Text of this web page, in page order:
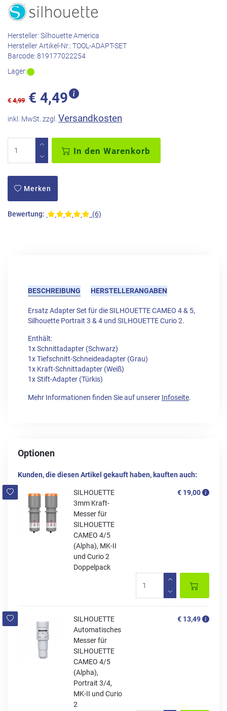
Hersteller: Silhouette America
Hersteller Artikel-Nr.: TOOL-ADAPT-SET
Barcode: 819177022254
Lager:
€ 4,99 € 4,49
inkl. MwSt. zzgl. Versandkosten
In den Warenkorb
Merken
Bewertung: (6)
BESCHREIBUNG HERSTELLERANGABEN
Ersatz Adapter Set für die SILHOUETTE CAMEO 4 & 5,
Silhouette Portrait 3 & 4 und SILHOUETTE Curio 2.
Enthält:
1x Schnittadapter (Schwarz)
1x Tiefschnitt-Schneideadapter (Grau)
1x Kraft-Schnittadapter (Weiß)
1x Stift-Adapter (Türkis)
Mehr Informationen finden Sie auf unserer Infoseite.
Optionen
Kunden, die diesen Artikel gekauft haben, kauften auch:
SILHOUETTE
3mm Kraft-
Messer für
SILHOUETTE
CAMEO 4/5
(Alpha), MK-II
und Curio 2
Doppelpack
€ 19,00
SILHOUETTE
Automatisches
Messer für
SILHOUETTE
CAMEO 4/5
(Alpha),
Portrait 3/4,
MK-II und Curio
2
€ 13,49